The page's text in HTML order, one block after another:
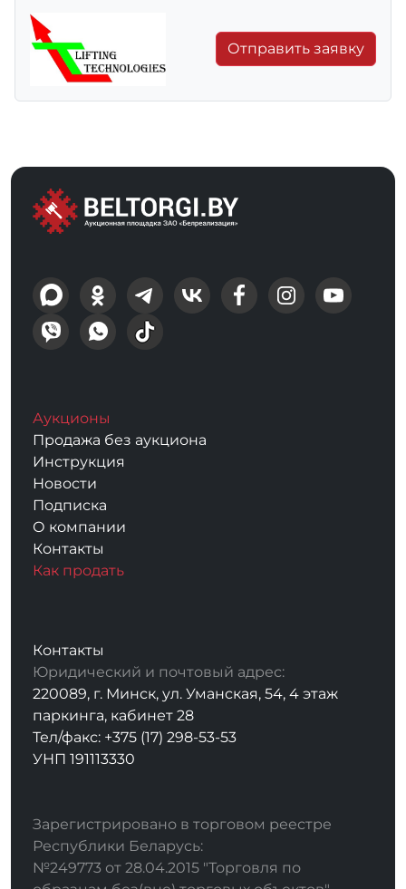
Отправить заявку
Аукционы
Продажа без аукциона
Инструкция
Новости
Подписка
О компании
Контакты
Как продать
Контакты
Юридический и почтовый адрес:
220089, г. Минск, ул. Уманская, 54, 4 этаж
паркинга, кабинет 28
Тел/факс: +375 (17) 298-53-53
УНП 191113330
Зарегистрировано в торговом реестре
Республики Беларусь:
№249773 от 28.04.2015 "Торговля по